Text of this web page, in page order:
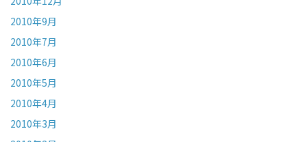
2010年9月
2010年7月
2010年6月
2010年5月
2010年4月
2010年3月